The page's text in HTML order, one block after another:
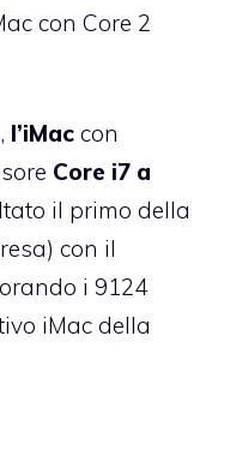
con Core 2
l’iMac con
Core i7 a
il primo della
con il
i 9124
iMac della